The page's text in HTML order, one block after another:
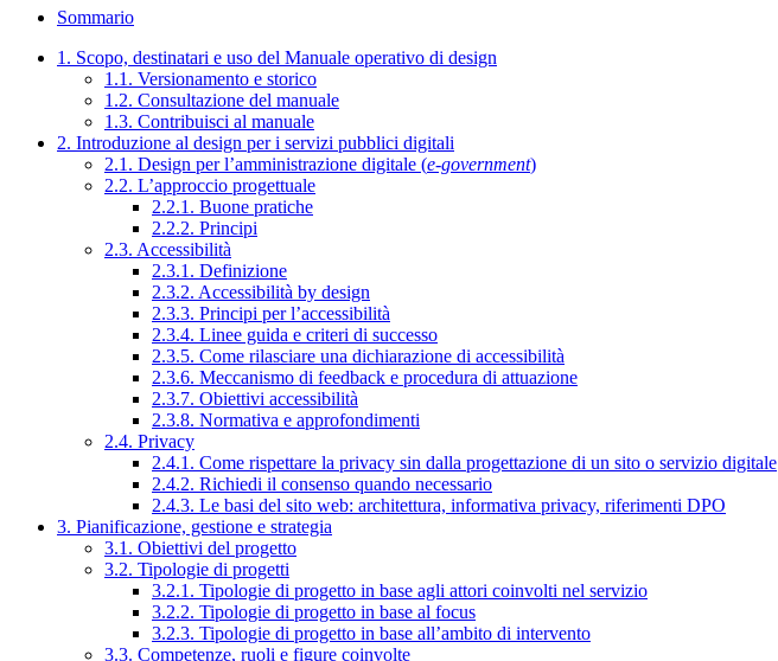
Sommario
1. Scopo, destinatari e uso del Manuale operativo di design
1.1. Versionamento e storico
1.2. Consultazione del manuale
1.3. Contribuisci al manuale
2. Introduzione al design per i servizi pubblici digitali
2.1. Design per l’amministrazione digitale (e-government)
2.2. L’approccio progettuale
2.2.1. Buone pratiche
2.2.2. Principi
2.3. Accessibilità
2.3.1. Definizione
2.3.2. Accessibilità by design
2.3.3. Principi per l’accessibilità
2.3.4. Linee guida e criteri di successo
2.3.5. Come rilasciare una dichiarazione di accessibilità
2.3.6. Meccanismo di feedback e procedura di attuazione
2.3.7. Obiettivi accessibilità
2.3.8. Normativa e approfondimenti
2.4. Privacy
2.4.1. Come rispettare la privacy sin dalla progettazione di un sito o servizio digitale
2.4.2. Richiedi il consenso quando necessario
2.4.3. Le basi del sito web: architettura, informativa privacy, riferimenti DPO
3. Pianificazione, gestione e strategia
3.1. Obiettivi del progetto
3.2. Tipologie di progetti
3.2.1. Tipologie di progetto in base agli attori coinvolti nel servizio
3.2.2. Tipologie di progetto in base al focus
3.2.3. Tipologie di progetto in base all’ambito di intervento
3.3. Competenze, ruoli e figure coinvolte